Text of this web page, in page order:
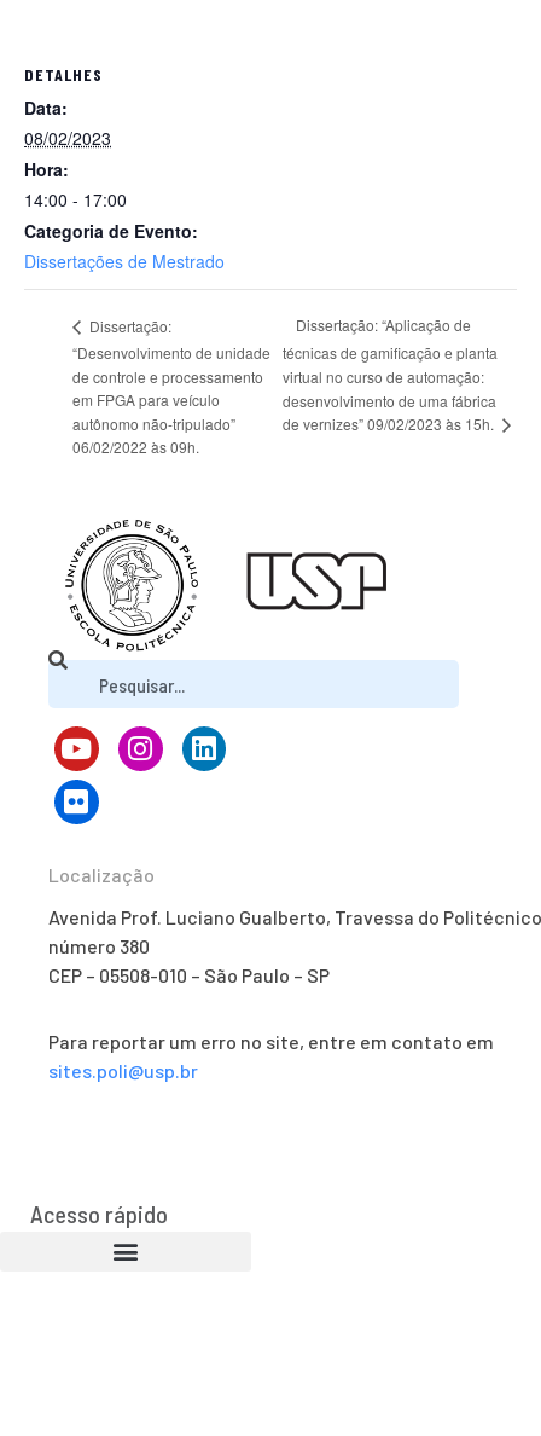
DETALHES
Data:
08/02/2023
Hora:
14:00 - 17:00
Categoria de Evento:
Dissertações de Mestrado
Dissertação:
“Desenvolvimento de unidade
de controle e processamento
em FPGA para veículo
autônomo não-tripulado”
06/02/2022 às 09h.
Dissertação: “Aplicação de
técnicas de gamificação e planta
virtual no curso de automação:
desenvolvimento de uma fábrica
de vernizes” 09/02/2023 às 15h.
Localização
Avenida Prof. Luciano Gualberto, Travessa do
número 380
CEP – 05508-010 – São Paulo – SP
Para reportar um erro no site, entre em contato em
sites.poli@usp.br
Acesso rápido